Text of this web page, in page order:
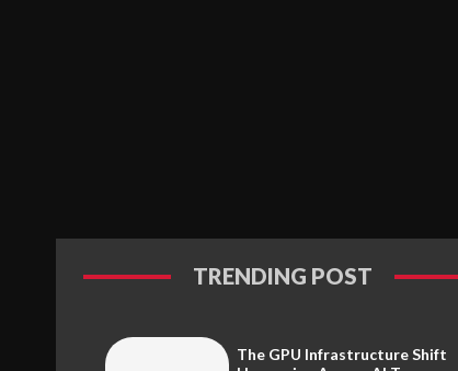
TRENDING POST
The GPU Infrastructure Shift